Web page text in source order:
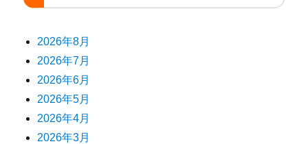
2026年8月
2026年7月
2026年6月
2026年5月
2026年4月
2026年3月